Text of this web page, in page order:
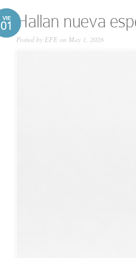
VIE
01 Hallan nueva
Posted by EFE on May 1, 2026